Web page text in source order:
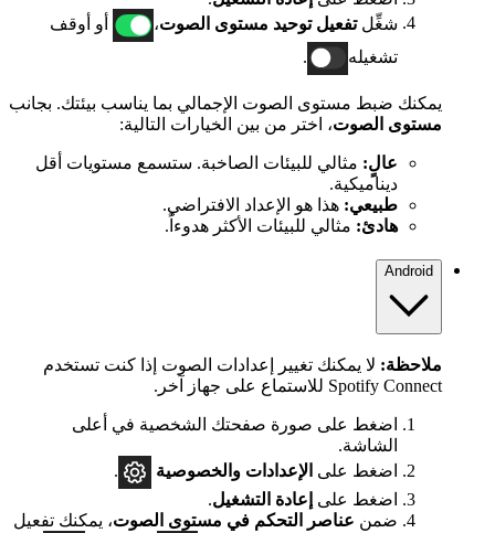
شغِّلتفعيل توحيد مستوى الصوت،
أو أوقف
تشغيله
.
يمكنك ضبط مستوى الصوت الإجمالي بما يناسب بيئتك. بجانب
مستوى الصوت، اختر من بين الخيارات التالية:
عالٍ: مثالي للبيئات الصاخبة. ستسمع مستويات أقل
ديناميكية.
طبيعي: هذا هو الإعداد الافتراضي.
هادئ: مثالي للبيئات الأكثر هدوءاً.
Android
ملاحظة: لا يمكنك تغيير إعدادات الصوت إذا كنت تستخدم
Spotify Connect للاستماع على جهاز آخر.
اضغط على صورة صفحتك الشخصية في أعلى
الشاشة.
اضغط على الإعدادات والخصوصية
.
اضغط على إعادة التشغيل.
ضمن عناصر التحكم في مستوى الصوت، يمكنك تفعيل